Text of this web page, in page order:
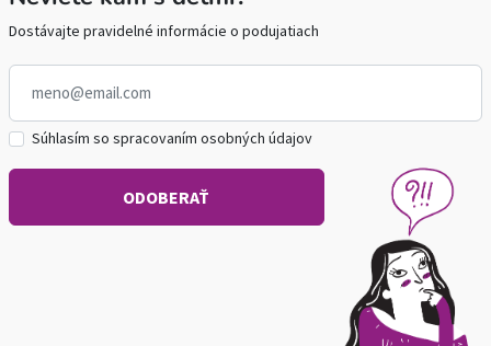
Dostávajte pravidelné informácie o podujatiach
Súhlasím so spracovaním osobných údajov